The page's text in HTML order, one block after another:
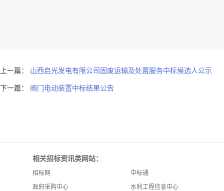
上一篇： 山西启光发电有限公司固废运输及处置服务中标候选人公示
下一篇： 阀门电动装置中标结果公告
相关招标资讯类网站：
招标网
中标通
政府采购中心
水利工程信息中心